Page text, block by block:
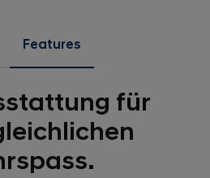
Features
für